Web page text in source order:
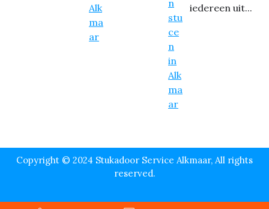
iedereen uit...
Copyright © 2024 Stukadoor Service Alkmaar, All rights
reserved.